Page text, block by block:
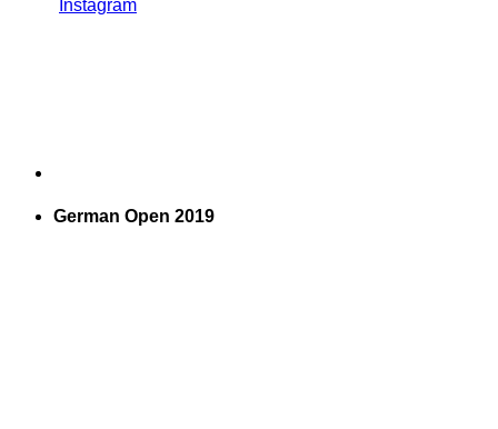
German Open 2019